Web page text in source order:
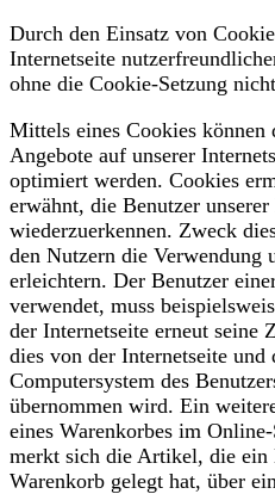
Durch den Einsatz von
Internetseite
ohne die Cookie-Setzung
Mittels eines Cookies können
Angebote auf unserer
optimiert werden. Cookies
erwähnt, die Benutzer
wiederzuerkennen. Zweck
den Nutzern die Verwendung
erleichtern. Der Benutzer
verwendet, muss
der Internetseite erneut seine
dies von der Internetseite und
Computersystem des
übernommen wird. Ein
eines Warenkorbes im
merkt sich die Artikel, die
Warenkorb gelegt hat, über